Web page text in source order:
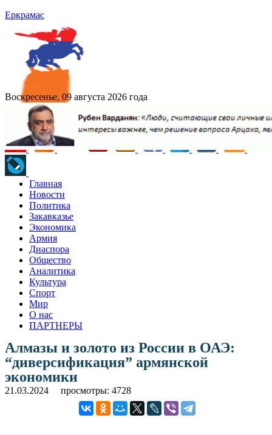
Еркрамас
Воскресенье, 09 августа 2026 года
Главная
Новости
Политика
Закавказье
Экономика
Армия
Диаспора
Общество
Аналитика
Культура
Спорт
Мир
О нас
ПАРТНЕРЫ
Алмазы и золото из России в ОАЭ:
“диверсификация” армянской
экономики
21.03.2024 просмотры: 4728